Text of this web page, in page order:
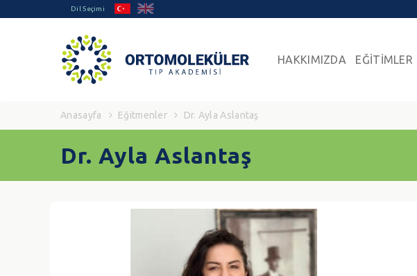
Dil Seçimi
HAKKIMIZDA EĞİTİMLER
Anasayfa Eğitmenler Dr. Ayla Aslantaş
Dr. Ayla Aslantaş